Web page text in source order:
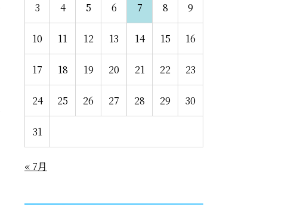
3 4 5 6 7 8 9
10 11 12 13 14 15 16
17 18 19 20 21 22 23
24 25 26 27 28 29 30
31
« 7月